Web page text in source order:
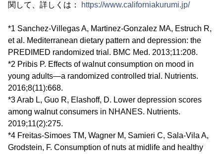
関して、詳しくは： https://www.californiakurumi.jp/
*1 Sanchez-Villegas A, Martinez-Gonzalez MA, Estruch R,
et al. Mediterranean dietary pattern and depression: the
PREDIMED randomized trial. BMC Med. 2013;11:208.
*2 Pribis P. Effects of walnut consumption on mood in
young adults―a randomized controlled trial. Nutrients.
2016;8(11):668.
*3 Arab L, Guo R, Elashoff, D. Lower depression scores
among walnut consumers in NHANES. Nutrients.
2019;11(2):275.
*4 Freitas-Simoes TM, Wagner M, Samieri C, Sala-Vila A,
Grodstein, F. Consumption of nuts at midlife and healthy